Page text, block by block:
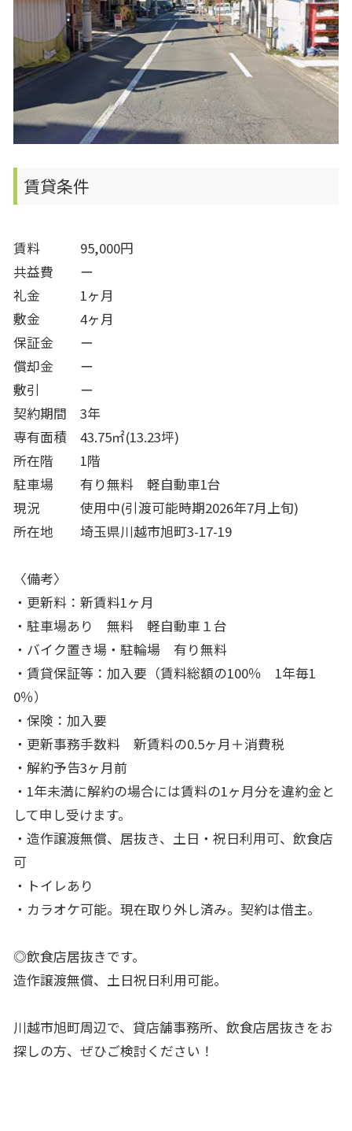
賃貸条件
賃料 95,000円
共益費 ー
礼金 1ヶ月
敷金 4ヶ月
保証金 ー
償却金 ー
敷引 ー
契約期間 3年
専有面積 43.75㎡(13.23坪)
所在階 1階
駐車場 有り無料 軽自動車1台
現況 使用中(引渡可能時期2026年7月上旬)
所在地 埼玉県川越市旭町3-17-19
〈備考〉
・更新料：新賃料1ヶ月
・駐車場あり 無料 軽自動車１台
・バイク置き場・駐輪場 有り無料
・賃貸保証等：加入要（賃料総額の100％ 1年毎1
0％）
・保険：加入要
・更新事務手数料 新賃料の0.5ヶ月＋消費税
・解約予告3ヶ月前
・1年未満に解約の場合には賃料の1ヶ月分を違約金と
して申し受けます。
・造作譲渡無償、居抜き、土日・祝日利用可、飲食店
可
・トイレあり
・カラオケ可能。現在取り外し済み。契約は借主。
◎飲食店居抜きです。
造作譲渡無償、土日祝日利用可能。
川越市旭町周辺で、貸店舗事務所、飲食店居抜きをお
探しの方、ぜひご検討ください！